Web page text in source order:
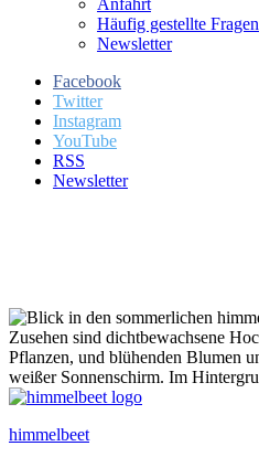
Häufig gestellte Fragen
Newsletter
Facebook
Twitter
Instagram
YouTube
RSS
Newsletter
himmelbeet